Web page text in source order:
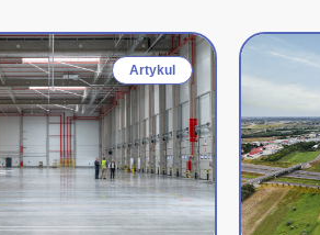
Artykul